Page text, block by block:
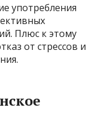
употребления
Плюс к этому
от стрессов и